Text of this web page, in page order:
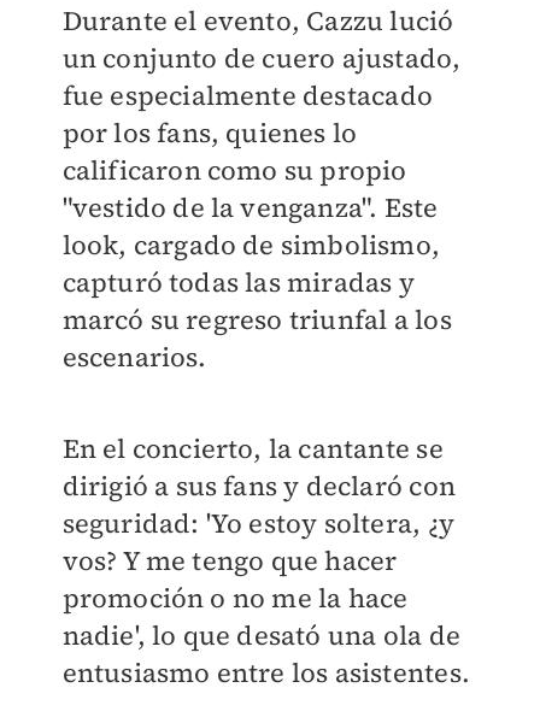
Durante el evento, Cazzu lució
un conjunto de cuero ajustado,
fue especialmente destacado
por los fans, quienes lo
calificaron como su propio
"vestido de la venganza". Este
look, cargado de simbolismo,
capturó todas las miradas y
marcó su regreso triunfal a los
escenarios.
En el concierto, la cantante se
dirigió a sus fans y declaró con
seguridad: 'Yo estoy soltera, ¿y
vos? Y me tengo que hacer
promoción o no me la hace
nadie', lo que desató una ola de
entusiasmo entre los asistentes.